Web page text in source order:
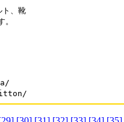
ト、靴